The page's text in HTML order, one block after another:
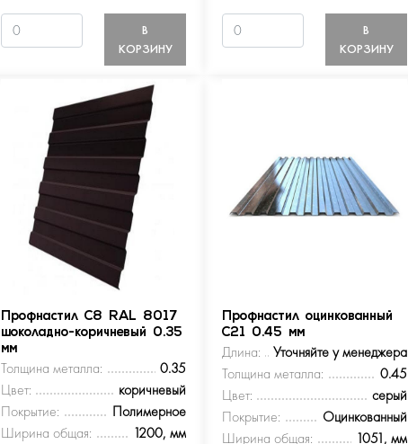
В
КОРЗИНУ
В
КОРЗИНУ
Профнастил С8 RAL 8017
шоколадно-коричневый 0.35
мм
Толщина металла:
0.35
Цвет:
коричневый
Покрытие:
Полимерное
Ширина общая:
1200, мм
Профнастил оцинкованный
С21 0.45 мм
Длина:
Уточняйте у менеджера
Толщина металла:
0.45
Цвет:
серый
Покрытие:
Оцинкованный
Ширина общая:
1051, мм